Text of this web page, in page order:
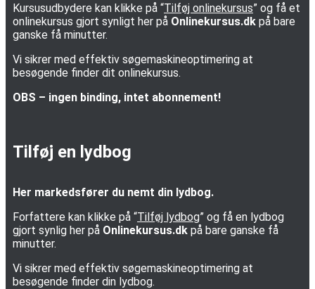
Kursusudbydere kan klikke på “Tilføj onlinekursus” og få et
onlinekursus gjort synligt her på Onlinekursus.dk på bare
ganske få minutter.
Vi sikrer med effektiv søgemaskineoptimering at
besøgende finder dit onlinekursus.
OBS – ingen binding, intet abonnement!
Tilføj en lydbog
Her markedsfører du nemt din lydbog.
Forfattere kan klikke på “Tilføj lydbog” og få en lydbog
gjort synlig her på Onlinekursus.dk på bare ganske få
minutter.
Vi sikrer med effektiv søgemaskineoptimering at
besøgende finder din lydbog.